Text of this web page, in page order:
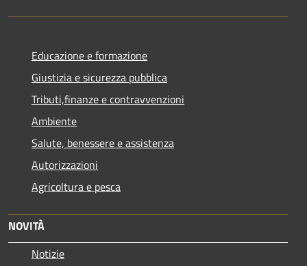
Educazione e formazione
Giustizia e sicurezza pubblica
Tributi,finanze e contravvenzioni
Ambiente
Salute, benessere e assistenza
Autorizzazioni
Agricoltura e pesca
NOVITÀ
Notizie